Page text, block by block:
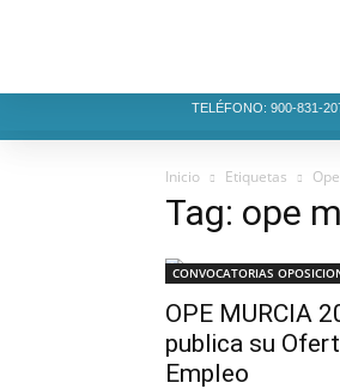
TELÉFONO: 900-831-
Inicio Etiquetas
Tag: ope
CONVOCATORIAS
OPE MURCIA
publica su
Empleo